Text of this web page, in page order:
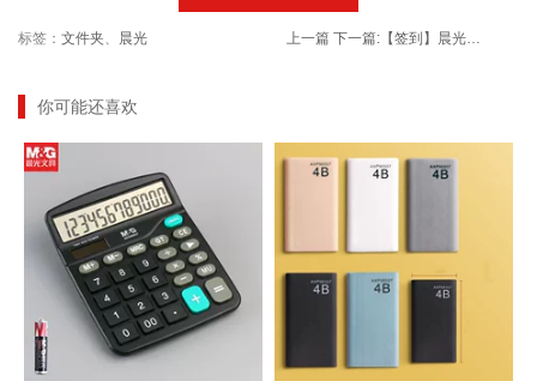
标签： 文件夹、 晨光 上一篇 下一篇: 【签到】晨光A5活页本60页+1支荧光笔
你可能还喜欢